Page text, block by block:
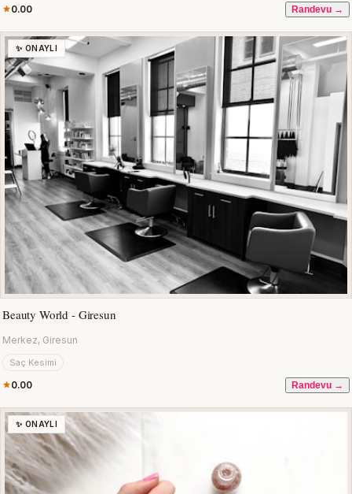
0.00 Randevu →
✨ ONAYLI
Beauty World - Giresun
Merkez, Giresun
Saç Kesimi
0.00 Randevu →
✨ ONAYLI